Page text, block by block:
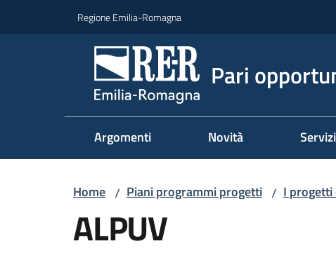
Regione Emilia-Romagna
Pari
Argomenti Novità Servizi
Home / Piani programmi progetti / I
ALPUV